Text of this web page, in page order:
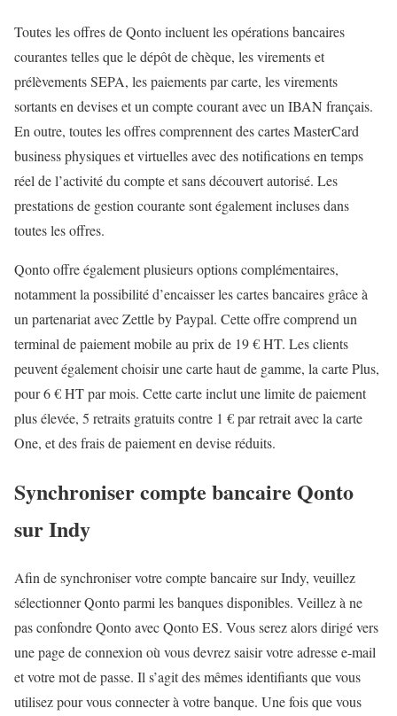
Toutes les offres de Qonto incluent les opérations bancaires
courantes telles que le dépôt de chèque, les virements et
prélèvements SEPA, les paiements par carte, les virements
sortants en devises et un compte courant avec un IBAN français.
En outre, toutes les offres comprennent des cartes MasterCard
business physiques et virtuelles avec des notifications en temps
réel de l’activité du compte et sans découvert autorisé. Les
prestations de gestion courante sont également incluses dans
toutes les offres.
Qonto offre également plusieurs options complémentaires,
notamment la possibilité d’encaisser les cartes bancaires grâce à
un partenariat avec Zettle by Paypal. Cette offre comprend un
terminal de paiement mobile au prix de 19 € HT. Les clients
peuvent également choisir une carte haut de gamme, la carte Plus,
pour 6 € HT par mois. Cette carte inclut une limite de paiement
plus élevée, 5 retraits gratuits contre 1 € par retrait avec la carte
One, et des frais de paiement en devise réduits.
Synchroniser compte bancaire Qonto
sur Indy
Afin de synchroniser votre compte bancaire sur Indy, veuillez
sélectionner Qonto parmi les banques disponibles. Veillez à ne
pas confondre Qonto avec Qonto ES. Vous serez alors dirigé vers
une page de connexion où vous devrez saisir votre adresse e-mail
et votre mot de passe. Il s’agit des mêmes identifiants que vous
utilisez pour vous connecter à votre banque. Une fois que vous